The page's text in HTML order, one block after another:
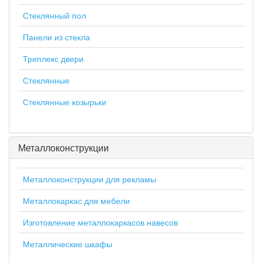
Стеклянный пол
Панели из стекла
Триплекс двери
Стеклянные
Стеклянные козырьки
Металлоконструкции
Металлоконструкции для рекламы
Металлокаркас для мебели
Изготовление металлокаркасов навесов
Металлические шкафы